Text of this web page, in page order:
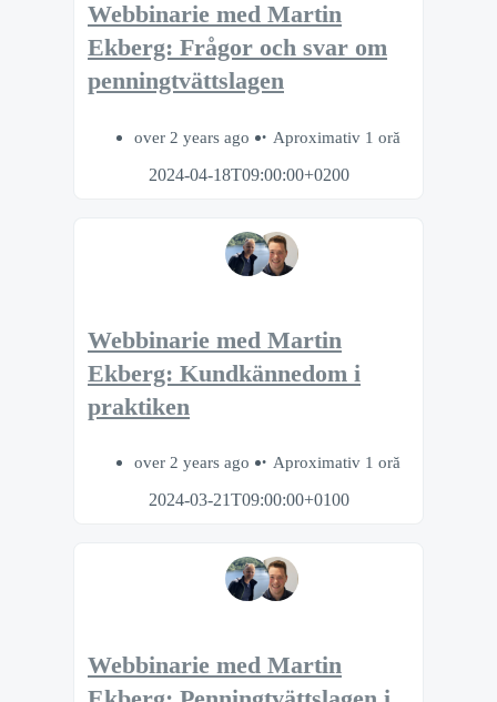
Webbinarie med Martin
Ekberg: Frågor och svar om
penningtvättslagen
over 2 years ago
Aproximativ 1 oră
2024-04-18T09:00:00+0200
Webbinarie med Martin
Ekberg: Kundkännedom i
praktiken
over 2 years ago
Aproximativ 1 oră
2024-03-21T09:00:00+0100
Webbinarie med Martin